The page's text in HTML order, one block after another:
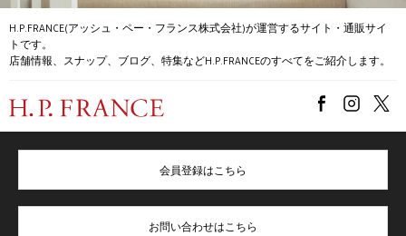
H.P.FRANCE(アッシュ・ペー・フランス株式会社)が運営するサイト・通販サイ
トです。
店舗情報、スナップ、ブログ、特集などH.P.FRANCEのすべてをご紹介します。
会員登録はこちら
お問い合わせはこちら